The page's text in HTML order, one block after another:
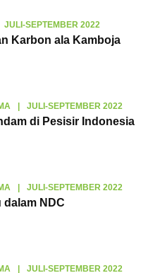
JULI-SEPTEMBER 2022
Karbon ala Kamboja
| JULI-SEPTEMBER 2022
di Pesisir Indonesia
| JULI-SEPTEMBER 2022
dalam NDC
| JULI-SEPTEMBER 2022